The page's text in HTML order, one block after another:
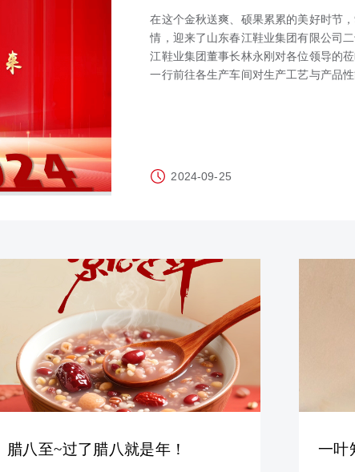
在这个金秋送爽、硕果累累的美好时节
情，迎来了山东春江鞋业集团有限公司
江鞋业集团董事长林永刚对各位领导的
一行前往各生产车间对生产工艺与产品
2024-09-25
腊八至~过了腊八就是年！ 一叶